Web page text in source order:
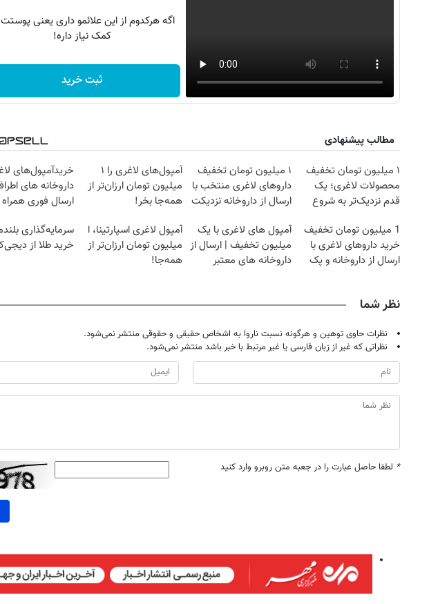
اگه هرکدوم از این علائمو داری یعنی
کمک نیاز داره!
ثبت خرید
مطالب پیشنهادی
۱ میلیون تومان تخفیف
محصولات لاغری؛ یک
قدم نزدیک‌تر به شروع
۱ میلیون تومان تخفیف
داروهای لاغری منتخب با
ارسال از داروخانه نزدیکت
آمپول‌های لاغری را ۱
میلیون تومان ارزان‌تر از
همه‌جا بخر!
خریدآمپول‌های
داروخانه های
ارسال فوری
1 میلیون تومان تخفیف
خرید داروهای لاغری با
ارسال از داروخانه و پک
آمپول های لاغری با یک
میلیون تخفیف | ارسال از
داروخانه های معتبر
آمپول لاغری اسپارتینا، ا
میلیون تومان ارزان‌تر از
همه‌جا!
سرمایه‌گذاری
خرید طلا از
نظر شما
نظرات حاوی توهین و هرگونه نسبت ناروا به اشخاص حقیقی و حقوقی منتشر نمی‌شود.
نظراتی که غیر از زبان فارسی یا غیر مرتبط با خبر باشد منتشر نمی‌شود.
* لطفا حاصل عبارت را در جعبه متن روبرو وارد کنید